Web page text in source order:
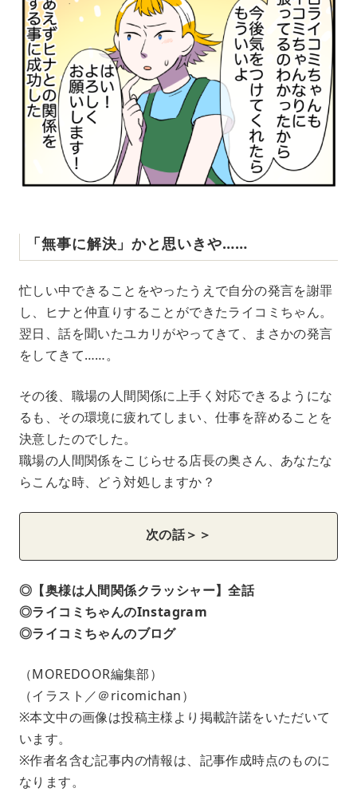
「無事に解決」かと思いきや……
忙しい中できることをやったうえで自分の発言を謝罪
し、ヒナと仲直りすることができたライコミちゃん。
翌日、話を聞いたユカリがやってきて、まさかの発言
をしてきて……。
その後、職場の人間関係に上手く対応できるようにな
るも、その環境に疲れてしまい、仕事を辞めることを
決意したのでした。
職場の人間関係をこじらせる店長の奥さん、あなたな
らこんな時、どう対処しますか？
次の話＞＞
◎【奥様は人間関係クラッシャー】全話
◎ライコミちゃんのInstagram
◎ライコミちゃんのブログ
（MOREDOOR編集部）
（イラスト／＠ricomichan）
※本文中の画像は投稿主様より掲載許諾をいただいて
います。
※作者名含む記事内の情報は、記事作成時点のものに
なります。